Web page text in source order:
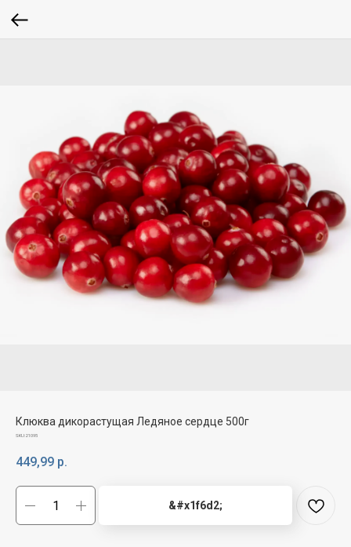
Клюква дикорастущая Ледяное сердце 500г
SKU:21095
449,99 р.
&#x1f6d2;